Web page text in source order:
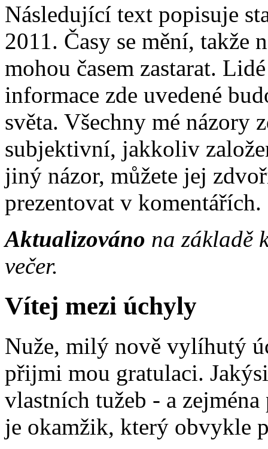
Následující text popisuje
2011. Časy se mění, takže
mohou časem zastarat.
informace zde uvedené
světa. Všechny mé názory
subjektivní, jakkoliv
jiný názor, můžete jej
prezentovat v komentářích.
Aktualizováno na základě
večer.
Vítej mezi úchyly
Nuže, milý nově vylíhutý
přijmi mou gratulaci.
vlastních tužeb - a
je okamžik, který obvykle